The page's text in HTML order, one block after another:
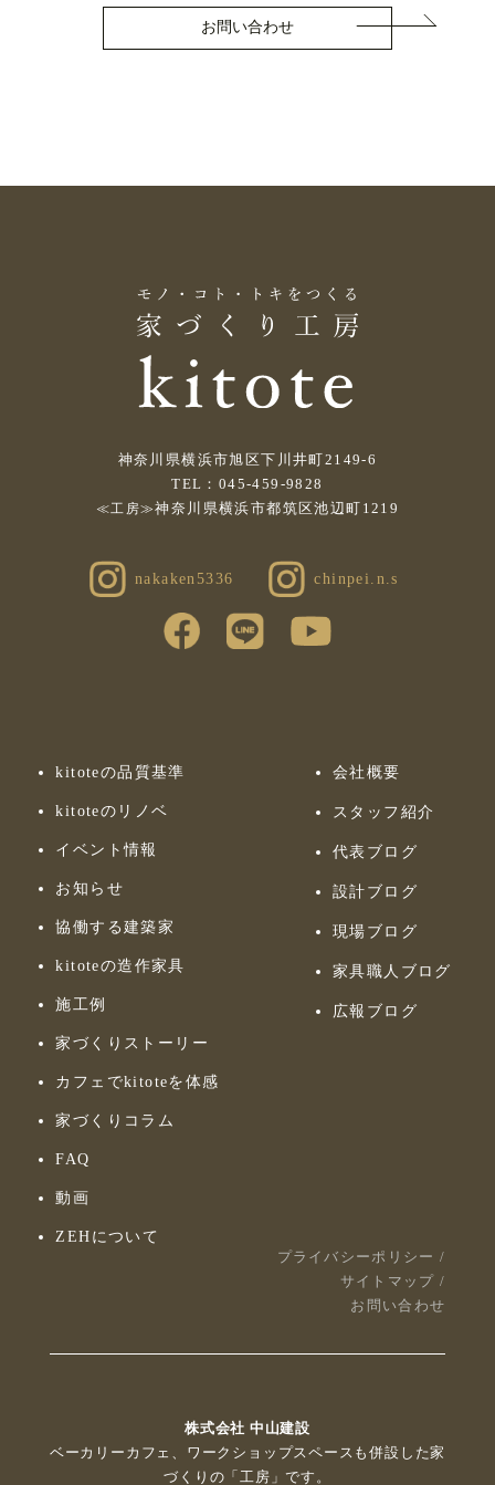
お問い合わせ
神奈川県横浜市旭区下川井町2149-6
TEL：045-459-9828
≪工房≫神奈川県横浜市都筑区池辺町1219
nakaken5336 chinpei.n.s
kitoteの品質基準
kitoteのリノベ
イベント情報
お知らせ
協働する建築家
kitoteの造作家具
施工例
家づくりストーリー
カフェでkitoteを体感
家づくりコラム
FAQ
動画
ZEHについて
会社概要
スタッフ紹介
代表ブログ
設計ブログ
現場ブログ
家具職人ブログ
広報ブログ
プライバシーポリシー /
サイトマップ /
お問い合わせ
株式会社 中山建設
ベーカリーカフェ、ワークショップスペースも併設した家
づくりの「工房」です。